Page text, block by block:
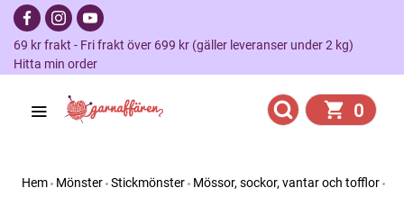
69 kr frakt - Fri frakt över 699 kr (gäller leveranser under 2 kg)
Hitta min order
0
Hem Mönster Stickmönster Mössor, sockor, vantar och tofflor